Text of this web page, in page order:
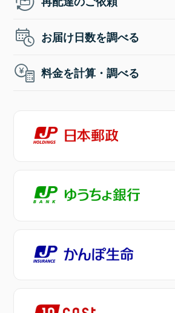
お届け日数を調べる
料金を計算・調べる